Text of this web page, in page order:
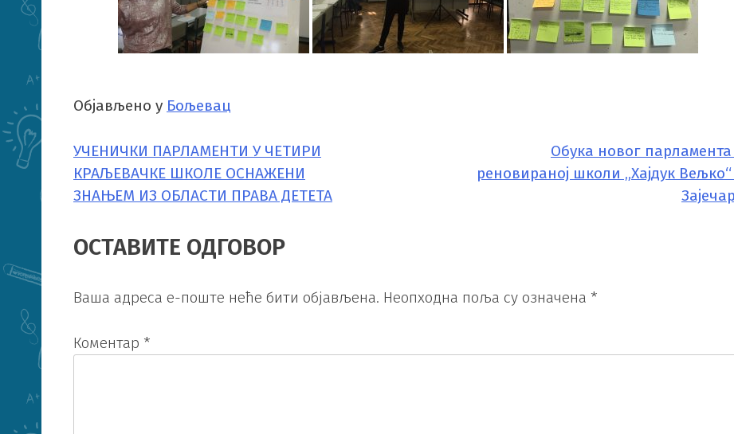
Објављено у Бољевац
КРЕТАЊЕ
ЧЛАНКА
УЧЕНИЧКИ ПАРЛАМЕНТИ У ЧЕТИРИ
КРАЉЕВАЧКЕ ШКОЛЕ ОСНАЖЕНИ
ЗНАЊЕМ ИЗ ОБЛАСТИ ПРАВА ДЕТЕТА
Обука новог парламента
реновираној школи „Хајдук Вељко“
ОСТАВИТЕ ОДГОВОР
Ваша адреса е-поште неће бити објављена. Неопходна поља су означена *
Коментар *